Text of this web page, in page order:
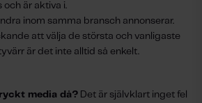
och är aktiva i.
inom samma bransch annonserar.
att välja de största och vanligaste
är det inte alltid så enkelt.
media då? Det är självklart inget fel